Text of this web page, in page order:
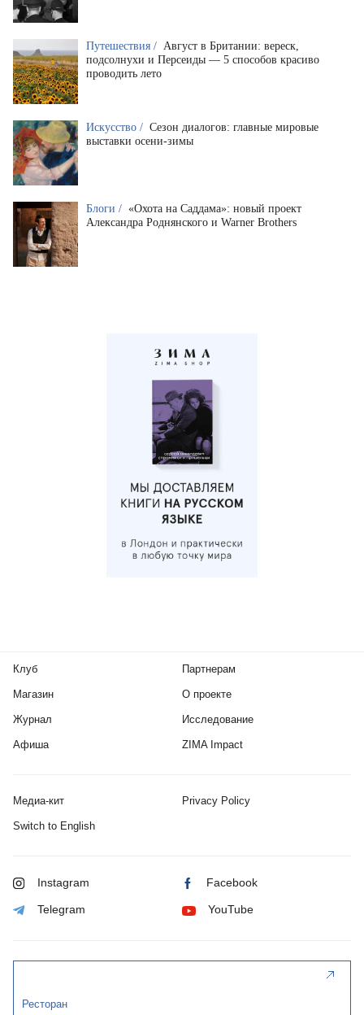
Путешествия / Август в Британии: вереск,
подсолнухи и Персеиды — 5 способов красиво
проводить лето
Искусство / Сезон диалогов: главные мировые
выставки осени-зимы
Блоги / «Охота на Саддама»: новый проект
Александра Роднянского и Warner Brothers
Клуб
Магазин
Журнал
Афиша
Партнерам
О проекте
Исследование
ZIMA Impact
Медиа-кит Privacy Policy
Switch to English
Instagram Facebook
Telegram YouTube
Ресторан